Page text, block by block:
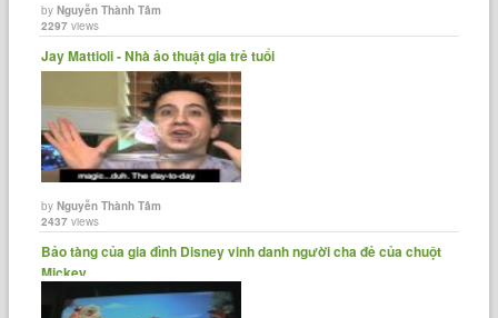
byNguyễn Thành Tâm
2297 views
Jay Mattioli - Nhà ảo thuật gia trẻ tuổi
byNguyễn Thành Tâm
2437 views
Bảo tàng của gia đình Disney vinh danh người cha đẻ của chuột
Mickey.